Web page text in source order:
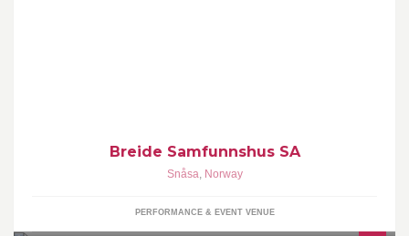
Breide Samfunnshus SA
Snåsa, Norway
PERFORMANCE & EVENT VENUE